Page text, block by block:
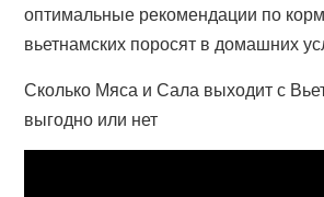
оптимальные рекомендации по
вьетнамских поросят в домашних
Сколько Мяса и Сала выходит с
выгодно или нет